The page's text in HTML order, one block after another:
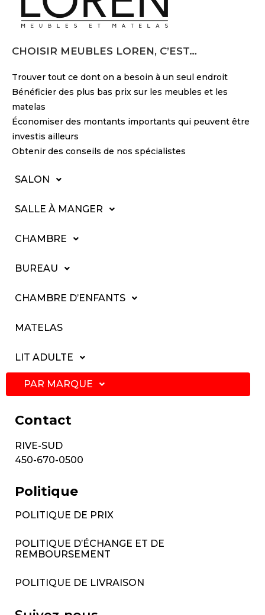
CHOISIR MEUBLES LOREN, C’EST…
Trouver tout ce dont on a besoin à un seul endroit
Bénéficier des plus bas prix sur les meubles et les
matelas
Économiser des montants importants qui peuvent être
investis ailleurs
Obtenir des conseils de nos spécialistes
SALON
SALLE À MANGER
CHAMBRE
BUREAU
CHAMBRE D’ENFANTS
MATELAS
LIT ADULTE
PAR MARQUE
Contact
RIVE-SUD
450-670-0500
Politique
POLITIQUE DE PRIX
POLITIQUE D’ÉCHANGE ET DE
REMBOURSEMENT
POLITIQUE DE LIVRAISON